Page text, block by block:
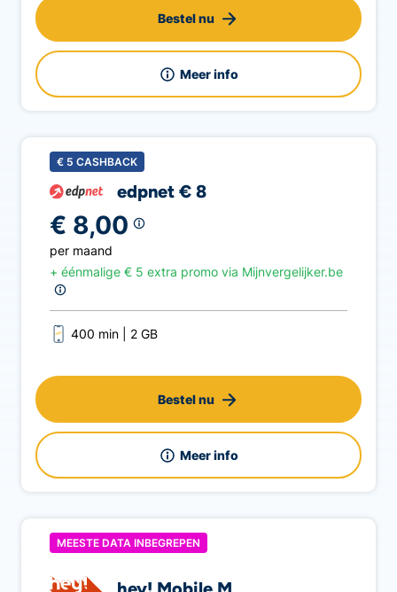
Meer info
Bestel nu
€ 5 CASHBACK
edpnet € 8
€ 8,00
per maand
+ éénmalige € 5 extra promo via Mijnvergelijker.be
400 min 2 GB
Meer info
Bestel nu
MEESTE DATA INBEGREPEN